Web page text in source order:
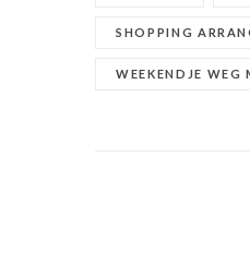
SHOPPING
WEEKENDJE WEG